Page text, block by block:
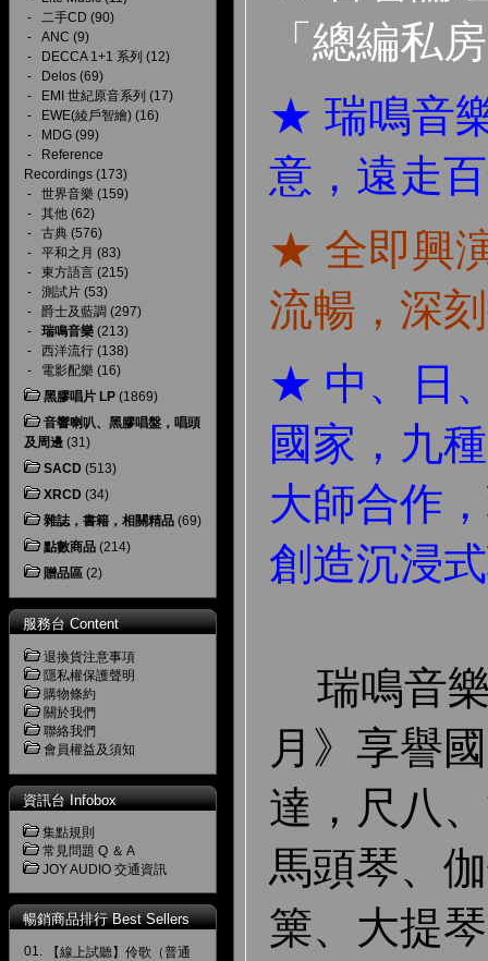
- 二手CD (90)
- ANC (9)
-
DECCA 1+1 系列 (12)
-
Delos (69)
-
EMI 世紀原音系列 (17)
-
EWE(綾戶智繪) (16)
-
MDG (99)
-
Reference
Recordings (173)
- 世界音樂 (159)
- 其他 (62)
- 古典 (576)
- 平和之月 (83)
- 東方語言 (215)
- 測試片 (53)
- 爵士及藍調 (297)
- 瑞鳴音樂 (213)
- 西洋流行 (138)
- 電影配樂 (16)
黑膠唱片 LP (1869)
音響喇叭、黑膠唱盤，唱頭
及周邊 (31)
SACD (513)
XRCD (34)
雜誌，書籍，相關精品 (69)
點數商品 (214)
贈品區 (2)
服務台 Content
退換貨注意事項
隱私權保護聲明
購物條約
關於我們
聯絡我們
會員權益及須知
資訊台 Infobox
集點規則
常見問題 Q ＆ A
JOY AUDIO 交通資訊
暢銷商品排行 Best Sellers
01.
【線上試聽】伶歌（普通
「總編私
★ 瑞鳴音
意，遠走
★ 全即興
流暢，深
★ 中、日
國家，九
大師合作
創造沉浸
瑞鳴音
月》享譽
達，尺八
馬頭琴、
篥、大提